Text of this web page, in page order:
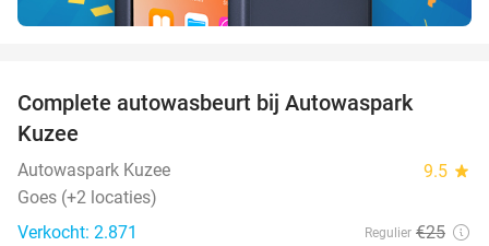
Complete autowasbeurt bij Autowaspark
Kuzee
Autowaspark Kuzee 9.5 star
Goes (+2 locaties)
Verkocht: 2.871
Regulier €25